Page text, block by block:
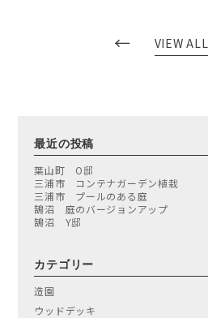
← VIEW ALL
最近の投稿
葉山町 O邸
三浦市 コンテナガーデン植栽
三浦市 プールのある庭
鵠沼 庭のバージョンアップ
鵠沼 Y邸
カテゴリー
造園
ウッドデッキ